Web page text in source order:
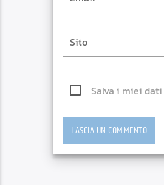
Salva i miei